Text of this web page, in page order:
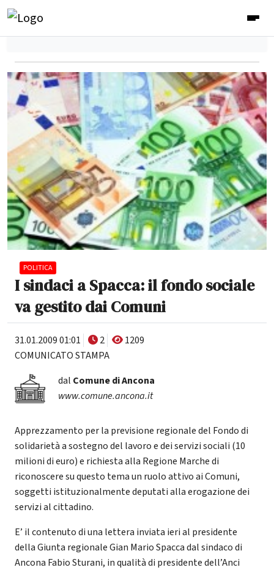
POLITICA
I sindaci a Spacca: il fondo sociale
va gestito dai Comuni
31.01.2009 01:01 2
1209
COMUNICATO STAMPA
dal Comune di Ancona
www.comune.ancona.it
Apprezzamento per la previsione regionale del Fondo di
solidarietà a sostegno del lavoro e dei servizi sociali (10
milioni di euro) e richiesta alla Regione Marche di
riconoscere su questo tema un ruolo attivo ai Comuni,
soggetti istituzionalmente deputati alla erogazione dei
servizi al cittadino.
E’ il contenuto di una lettera inviata ieri al presidente
della Giunta regionale Gian Mario Spacca dal sindaco di
Ancona Fabio Sturani, in qualità di presidente dell’Anci